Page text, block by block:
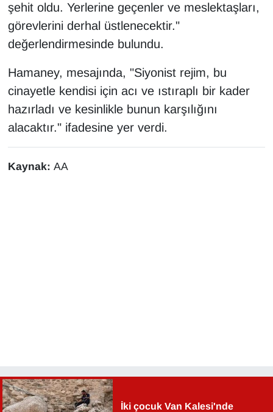
şehit oldu. Yerlerine geçenler ve meslektaşları,
görevlerini derhal üstlenecektir."
değerlendirmesinde bulundu.
Hamaney, mesajında, "Siyonist rejim, bu
cinayetle kendisi için acı ve ıstıraplı bir kader
hazırladı ve kesinlikle bunun karşılığını
alacaktır." ifadesine yer verdi.
Kaynak: AA
İki çocuk Van Kalesi'nde
MAGAZİN
MEDYA
ONE EKONOMİ
POLİTİKA
RÖPORTAJ
TEKNOLOJİ